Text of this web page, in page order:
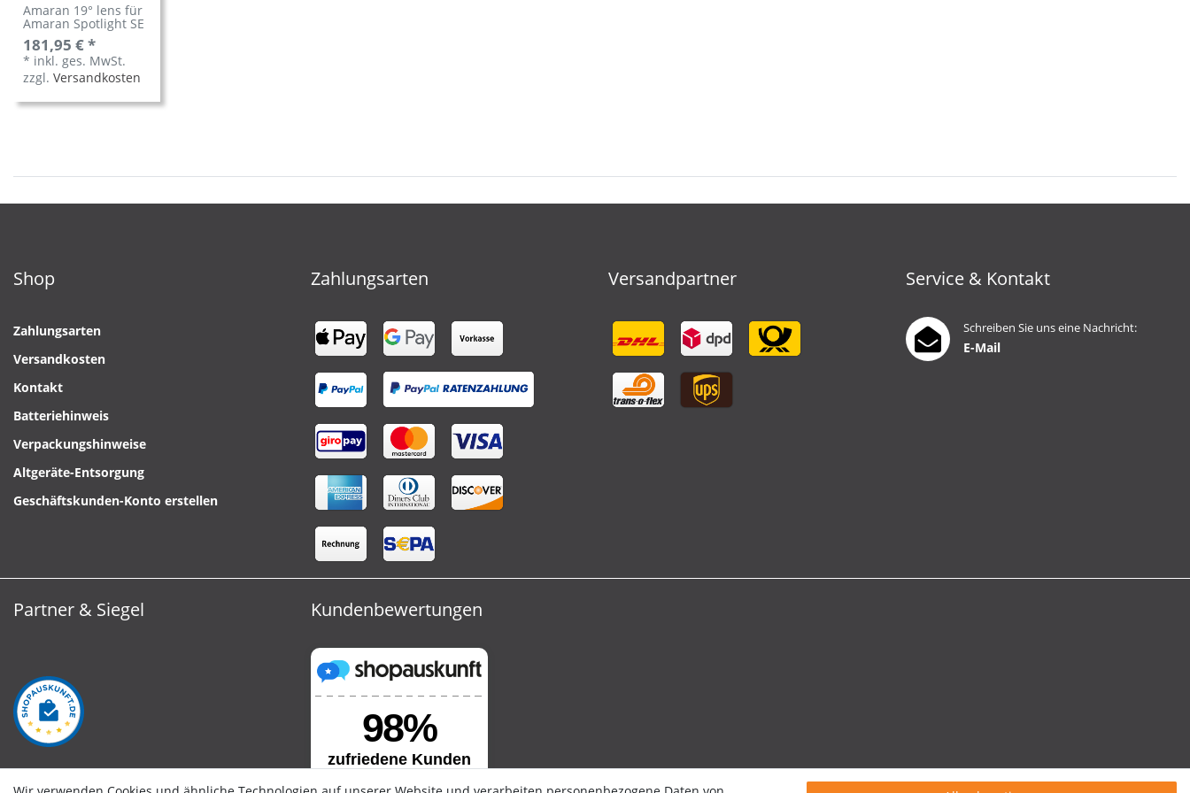
Amaran 19° lens für
Amaran Spotlight SE
181,95 € *
* inkl. ges. MwSt.
zzgl.Versandkosten
Shop
Zahlungsarten
Versandkosten
Kontakt
Batteriehinweis
Verpackungshinweise
Altgeräte-Entsorgung
Geschäftskunden-Konto erstellen
Zahlungsarten Versandpartner Service & Kontakt
Schreiben Sie uns eine Nachricht:
E-Mail
Partner & Siegel Kundenbewertungen